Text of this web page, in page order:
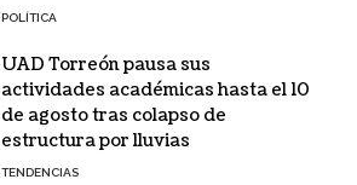
POLÍTICA
UAD Torreón pausa sus
actividades académicas hasta el 10
de agosto tras colapso de
estructura por lluvias
TENDENCIAS